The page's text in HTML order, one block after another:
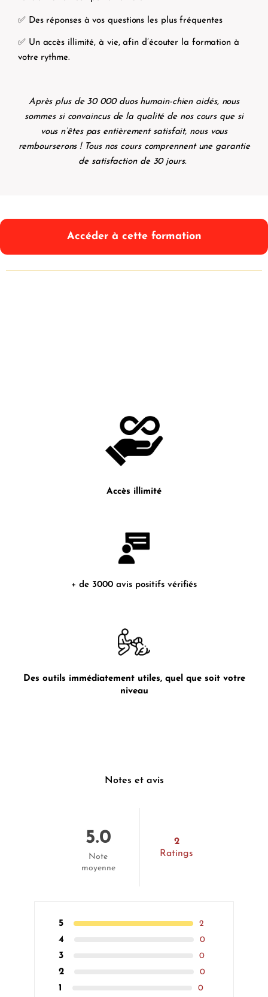
✅ Des réponses à vos questions les plus fréquentes
✅ Un accès illimité, à vie, afin d’écouter la formation à
votre rythme.
Après plus de 30 000 duos humain-chien aidés, nous
sommes si convaincus de la qualité de nos cours que si
vous n’êtes pas entièrement satisfait, nous vous
rembourserons ! Tous nos cours comprennent une garantie
de satisfaction de 30 jours.
Accéder à cette formation
Accès illimité
+ de 3000 avis positifs vérifiés
Des outils immédiatement utiles, quel que soit votre
niveau
Notes et avis
5.0
Note
moyenne
2
Ratings
5 2
4 0
3 0
2 0
1 0